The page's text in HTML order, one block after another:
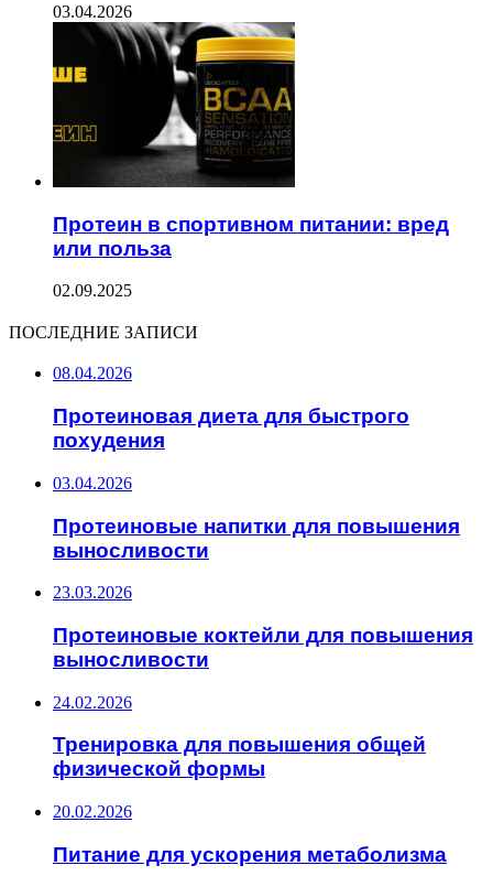
03.04.2026
Протеин в спортивном питании: вред
или польза
02.09.2025
ПОСЛЕДНИЕ ЗАПИСИ
08.04.2026
Протеиновая диета для быстрого
похудения
03.04.2026
Протеиновые напитки для повышения
выносливости
23.03.2026
Протеиновые коктейли для повышения
выносливости
24.02.2026
Тренировка для повышения общей
физической формы
20.02.2026
Питание для ускорения метаболизма